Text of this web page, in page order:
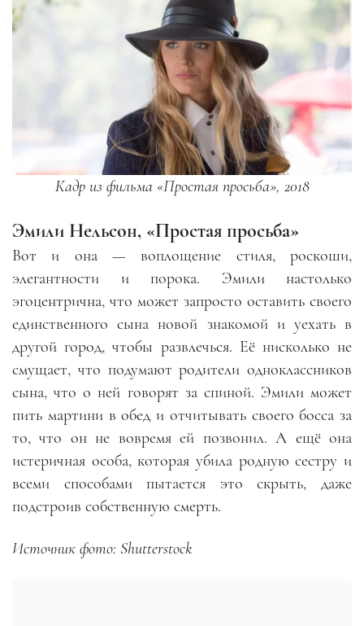
Кадр из фильма «Простая просьба», 2018
Эмили Нельсон, «Простая просьба»
Вот и она — воплощение стиля, роскоши,
элегантности и порока. Эмили настолько
эгоцентрична, что может запросто оставить своего
единственного сына новой знакомой и уехать в
другой город, чтобы развлечься. Её нисколько не
смущает, что подумают родители одноклассников
сына, что о ней говорят за спиной. Эмили может
пить мартини в обед и отчитывать своего босса за
то, что он не вовремя ей позвонил. А ещё она
истеричная особа, которая убила родную сестру и
всеми способами пытается это скрыть, даже
подстроив собственную смерть.
Источник фото: Shutterstock